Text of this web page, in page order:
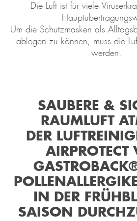
Die Luft ist für viele
Um die Schutzmasken als
ablegen zu können, muss die
werden.
SAUBERE &
RAUMLUFT
DER
AIRPROTECT
IN DER
SAISON